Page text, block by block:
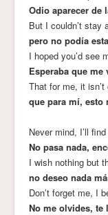
Odio aparecer de
But I couldn’t stay
pero no podía
I hoped you’d see
Esperaba que me
That for me, it isn’t
que para mí, esto
Never mind, I’ll
No pasa nada,
I wish nothing but
no deseo nada
Don’t forget me, I
No me olvides,